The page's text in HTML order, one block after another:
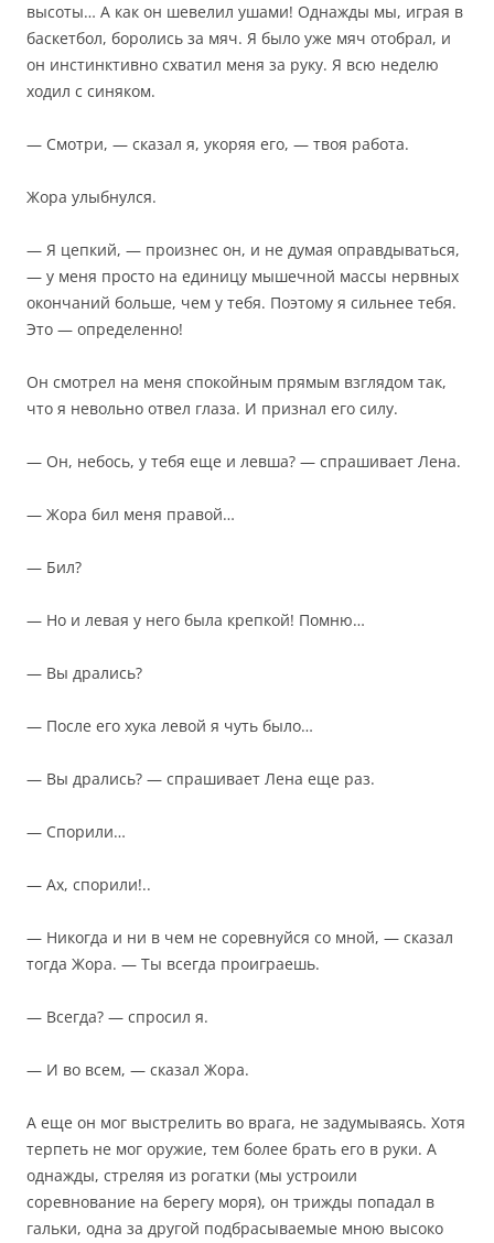
высоты… А как он шевелил ушами! Однажды мы, играя в
баскетбол, боролись за мяч. Я было уже мяч отобрал, и
он инстинктивно схватил меня за руку. Я всю неделю
ходил с синяком.
— Смотри, — сказал я, укоряя его, — твоя работа.
Жора улыбнулся.
— Я цепкий, — произнес он, и не думая оправдываться,
— у меня просто на единицу мышечной массы нервных
окончаний больше, чем у тебя. Поэтому я сильнее тебя.
Это — определенно!
Он смотрел на меня спокойным прямым взглядом так,
что я невольно отвел глаза. И признал его силу.
— Он, небось, у тебя еще и левша? — спрашивает Лена.
— Жора бил меня правой…
— Бил?
— Но и левая у него была крепкой! Помню…
— Вы дрались?
— После его хука левой я чуть было…
— Вы дрались? — спрашивает Лена еще раз.
— Спорили…
— Ах, спорили!..
— Никогда и ни в чем не соревнуйся со мной, — сказал
тогда Жора. — Ты всегда проиграешь.
— Всегда? — спросил я.
— И во всем, — сказал Жора.
А еще он мог выстрелить во врага, не задумываясь. Хотя
терпеть не мог оружие, тем более брать его в руки. А
однажды, стреляя из рогатки (мы устроили
соревнование на берегу моря), он трижды попадал в
гальки, одна за другой подбрасываемые мною высоко